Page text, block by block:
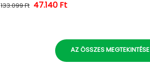
Normál ár
133.099 Ft Kedvezményes ár
47.140 Ft
AZ ÖSSZES MEGTEKINTÉSE